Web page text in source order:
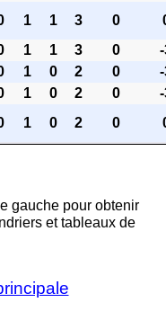
1 1 3 0
1 1 3 0
1 0 2 0
1 0 2 0
1 0 2 0
gauche pour obtenir
et tableaux de